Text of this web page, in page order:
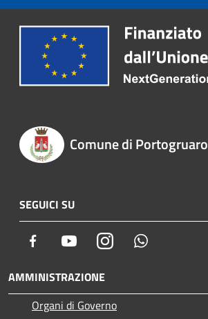
Comune di Portogruaro
SEGUICI SU
Facebook YoutubeInstagram
AMMINISTRAZIONE
Organi di Governo